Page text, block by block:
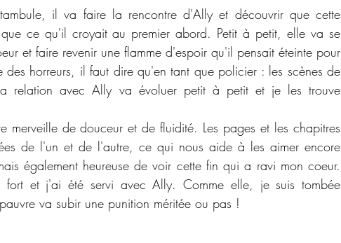
il va faire la rencontre d'Ally et découvrir que cette
ce qu'il croyait au premier abord. Petit à petit, elle va se
et faire revenir une flamme d'espoir qu'il pensait éteinte pour
horreurs, il faut dire qu'en tant que policier : les scènes de
relation avec Ally va évoluer petit à petit et je les trouve
merveille de douceur et de fluidité. Les pages et les chapitres
de l'un et de l'autre, ce qui nous aide à les aimer encore
également heureuse de voir cette fin qui a ravi mon coeur.
fort et j'ai été servi avec Ally. Comme elle, je suis tombée
va subir une punition méritée ou pas !